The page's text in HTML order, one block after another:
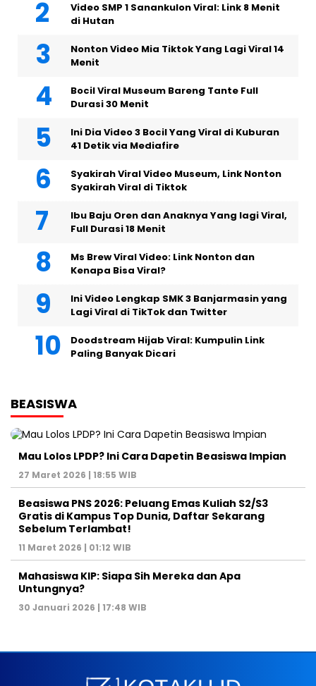
Video SMP 1 Sanankulon Viral: Link 8 Menit
di Hutan
Nonton Video Mia Tiktok Yang Lagi Viral 14
Menit
Bocil Viral Museum Bareng Tante Full
Durasi 30 Menit
Ini Dia Video 3 Bocil Yang Viral di Kuburan
41 Detik via Mediafire
Syakirah Viral Video Museum, Link Nonton
Syakirah Viral di Tiktok
Ibu Baju Oren dan Anaknya Yang lagi Viral,
Full Durasi 18 Menit
Ms Brew Viral Video: Link Nonton dan
Kenapa Bisa Viral?
Ini Video Lengkap SMK 3 Banjarmasin yang
Lagi Viral di TikTok dan Twitter
Doodstream Hijab Viral: Kumpulin Link
Paling Banyak Dicari
BEASISWA
Mau Lolos LPDP? Ini Cara Dapetin Beasiswa Impian
27 Maret 2026 | 18:55 WIB
Beasiswa PNS 2026: Peluang Emas Kuliah S2/S3
Gratis di Kampus Top Dunia, Daftar Sekarang
Sebelum Terlambat!
11 Maret 2026 | 01:12 WIB
Mahasiswa KIP: Siapa Sih Mereka dan Apa
Untungnya?
30 Januari 2026 | 17:48 WIB